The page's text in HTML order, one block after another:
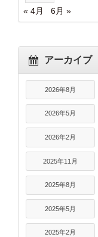
« 4月
6月 »
アーカイブ
2026年8月
2026年5月
2026年2月
2025年11月
2025年8月
2025年5月
2025年2月